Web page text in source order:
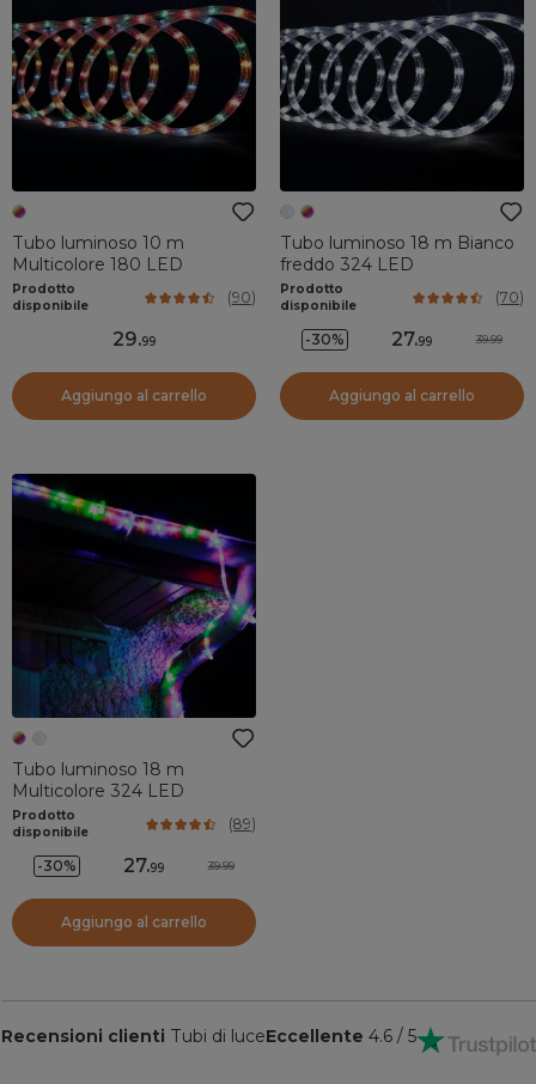
Tubo luminoso 10 m
Multicolore 180 LED
Prodotto
disponibile
(90)
29.99
Aggiungo al carrello
Tubo luminoso 18 m Bianco
freddo 324 LED
Prodotto
disponibile
(70)
-30% 27.99 39.99
Aggiungo al carrello
Tubo luminoso 18 m
Multicolore 324 LED
Prodotto
disponibile
(89)
-30% 27.99 39.99
Aggiungo al carrello
Recensioni clienti Tubi di luceEccellente 4.6 / 5